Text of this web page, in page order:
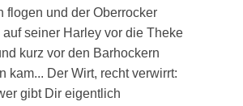
flogen und der Oberrocker
seiner Harley vor die Theke
kurz vor den Barhockern
kam... Der Wirt, recht verwirrt:
gibt Dir eigentlich